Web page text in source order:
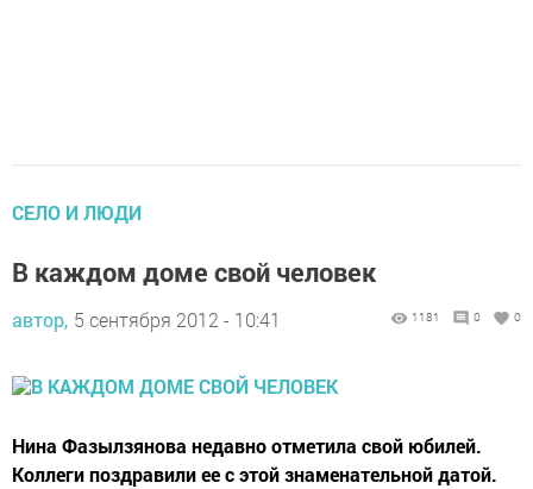
CЕЛО И ЛЮДИ
В каждом доме свой человек
автор, 5 сентября 2012 - 10:41 1181 0 0
Нина Фазылзянова недавно отметила свой юбилей.
Коллеги поздравили ее с этой знаменательной датой.